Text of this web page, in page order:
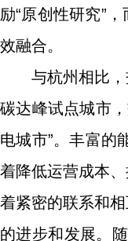
励“原创性研究”
效融合。
与杭州相比
碳达峰试点城市
电城市”。丰富的
着降低运营成本
着紧密的联系和
的进步和发展。